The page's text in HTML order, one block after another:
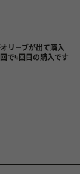
リーブが出て購入
で4回目の購入です